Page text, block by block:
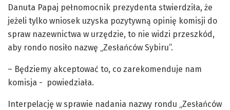
Danuta Papaj pełnomocnik prezydenta stwierdziła, że
jeżeli tylko wniosek uzyska pozytywną opinię komisji do
spraw nazewnictwa w urzędzie, to nie widzi przeszkód,
aby rondo nosiło nazwę „Zesłańców Sybiru”.
– Będziemy akceptować to, co zarekomenduje nam
komisja - powiedziała.
Interpelację w sprawie nadania nazwy rondu „Zesłańców